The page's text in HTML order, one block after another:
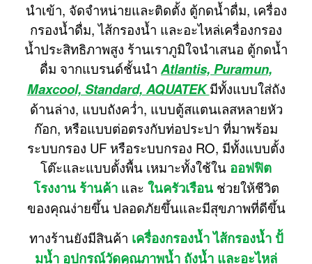
นำเข้า, จัดจำหน่ายและติดตั้ง ตู้กดน้ำดื่ม, เครื่อง
กรองน้ำดื่ม, ไส้กรองน้ำ และอะไหล่เครื่องกรอง
น้ำประสิทธิภาพสูง ร้านเราภูมิใจนำเสนอ ตู้กดน้ำ
ดื่ม จากแบรนด์ชั้นนำ Atlantis, Puramun,
Maxcool, Standard, AQUATEKมีทั้งแบบใส่ถัง
ด้านล่าง, แบบถังคว่ำ, แบบตู้สแตนเลสหลายหัว
ก๊อก, หรือแบบต่อตรงกับท่อประปา ที่มาพร้อม
ระบบกรอง UF หรือระบบกรอง RO, มีทั้งแบบตั้ง
โต๊ะและแบบตั้งพื้น เหมาะทั้งใช้ใน ออฟฟิต
โรงงาน ร้านค้าและ ในครัวเรือนช่วยให้ชีวิต
ของคุณง่ายขึ้น ปลอดภัยขึ้นและมีสุขภาพที่ดีขึ้น
ทางร้านยังมีสินค้า เครื่องกรองน้ำ ไส้กรองน้ำ ปั้
มน้ำ อุปกรณ์วัดคุณภาพน้ำ ถังน้ำ และอะไหล่